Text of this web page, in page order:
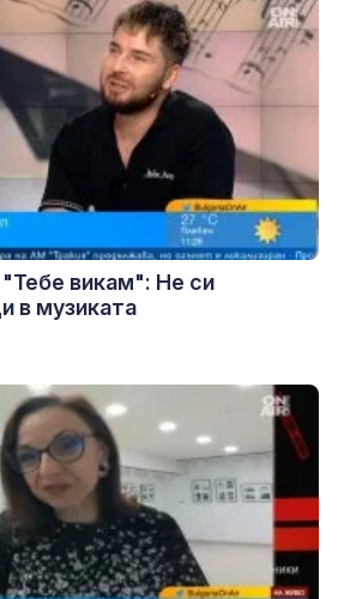
викам": Не си
в музиката